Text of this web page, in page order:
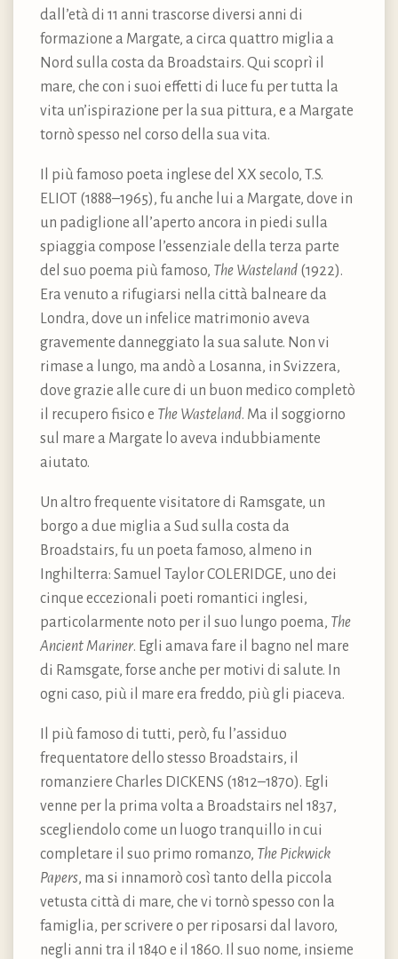
dall’età di 11 anni trascorse diversi anni di
formazione a Margate, a circa quattro miglia a
Nord sulla costa da Broadstairs. Qui scoprì il
mare, che con i suoi effetti di luce fu per tutta la
vita un’ispirazione per la sua pittura, e a Margate
tornò spesso nel corso della sua vita.
Il più famoso poeta inglese del XX secolo, T.S.
ELIOT (1888–1965), fu anche lui a Margate, dove in
un padiglione all’aperto ancora in piedi sulla
spiaggia compose l’essenziale della terza parte
del suo poema più famoso, The Wasteland (1922).
Era venuto a rifugiarsi nella città balneare da
Londra, dove un infelice matrimonio aveva
gravemente danneggiato la sua salute. Non vi
rimase a lungo, ma andò a Losanna, in Svizzera,
dove grazie alle cure di un buon medico completò
il recupero fisico e The Wasteland. Ma il soggiorno
sul mare a Margate lo aveva indubbiamente
aiutato.
Un altro frequente visitatore di Ramsgate, un
borgo a due miglia a Sud sulla costa da
Broadstairs, fu un poeta famoso, almeno in
Inghilterra: Samuel Taylor COLERIDGE, uno dei
cinque eccezionali poeti romantici inglesi,
particolarmente noto per il suo lungo poema, The
Ancient Mariner. Egli amava fare il bagno nel mare
di Ramsgate, forse anche per motivi di salute. In
ogni caso, più il mare era freddo, più gli piaceva.
Il più famoso di tutti, però, fu l’assiduo
frequentatore dello stesso Broadstairs, il
romanziere Charles DICKENS (1812–1870). Egli
venne per la prima volta a Broadstairs nel 1837,
scegliendolo come un luogo tranquillo in cui
completare il suo primo romanzo, The Pickwick
Papers, ma si innamorò così tanto della piccola
vetusta città di mare, che vi tornò spesso con la
famiglia, per scrivere o per riposarsi dal lavoro,
negli anni tra il 1840 e il 1860. Il suo nome, insieme